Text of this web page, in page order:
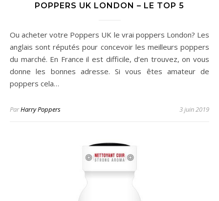
POPPERS UK LONDON – LE TOP 5
Ou acheter votre Poppers UK le vrai poppers London? Les
anglais sont réputés pour concevoir les meilleurs poppers
du marché. En France il est difficile, d’en trouvez, on vous
donne les bonnes adresse. Si vous êtes amateur de
poppers cela…
ParHarry Poppers 3 juin 2019